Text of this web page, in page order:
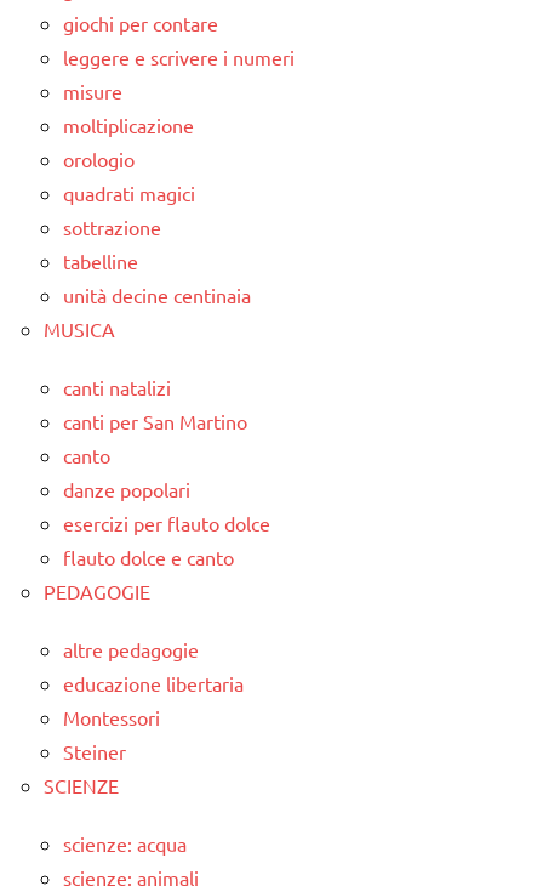
giochi per contare
leggere e scrivere i numeri
misure
moltiplicazione
orologio
quadrati magici
sottrazione
tabelline
unità decine centinaia
MUSICA
canti natalizi
canti per San Martino
canto
danze popolari
esercizi per flauto dolce
flauto dolce e canto
PEDAGOGIE
altre pedagogie
educazione libertaria
Montessori
Steiner
SCIENZE
scienze: acqua
scienze: animali